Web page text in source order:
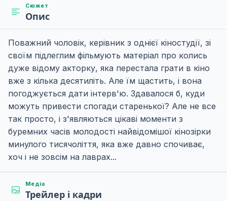
Сюжет
Опис
Поважний чоловік, керівник з однієї кіностудії, зі
своїм підлеглим фільмують матеріал про колись
дуже відому акторку, яка перестала грати в кіно
вже з кілька десятиліть. Але їм щастить, і вона
погоджується дати інтерв'ю. Здавалося б, куди
можуть привести спогади старенької? Але не все
так просто, і з'являються цікаві моменти з
буремних часів молодості найвідомішої кінозірки
минулого тисячоліття, яка вже давно спочиває,
хоч і не зовсім на лаврах...
Медіа
Трейлер і кадри